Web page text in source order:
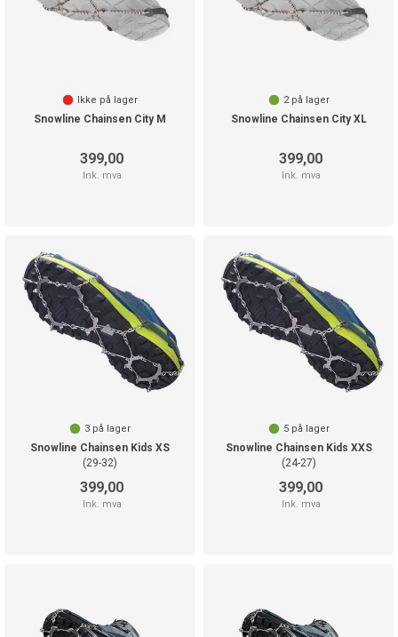
Ikke på lager
Snowline Chainsen City M
399,00
Ink. mva
2på lager
Snowline Chainsen City XL
399,00
Ink. mva
3 på lager
Snowline Chainsen Kids XS
(29-32)
399,00
Ink. mva
5 på lager
Snowline Chainsen Kids XXS
(24-27)
399,00
Ink. mva